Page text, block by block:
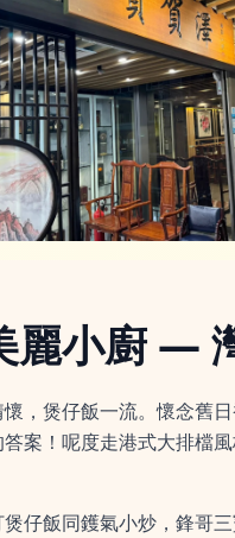
麗小廚 —
，煲仔飯一流。懷念舊
案！呢度走港式大排檔
煲仔飯同鑊氣小炒，鋒哥